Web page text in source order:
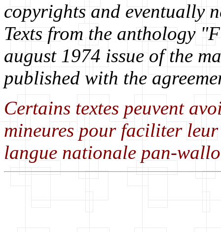
copyrights and eventually
Texts from the anthology
august 1974 issue of the
published with the
Certains textes peuvent
mineures pour faciliter
langue nationale pan-